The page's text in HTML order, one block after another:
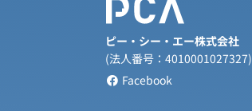
ピー・シー・エー株式会社
(法人番号：4010001027327)
Facebook